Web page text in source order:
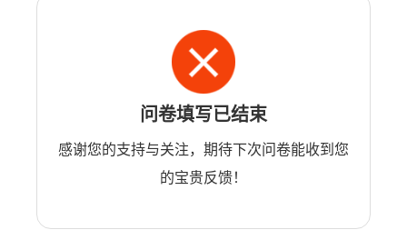
问卷填写已结束
感谢您的支持与关注，期待下次问卷能收到您
的宝贵反馈！